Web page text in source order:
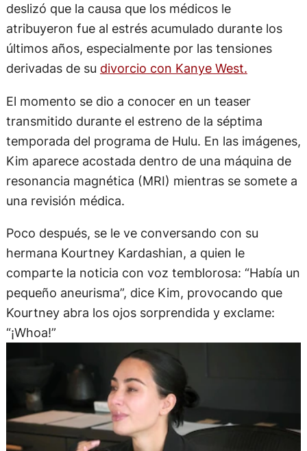
deslizó que la causa que los médicos le
atribuyeron fue al estrés acumulado durante los
últimos años, especialmente por las tensiones
derivadas de su divorcio con Kanye West.
El momento se dio a conocer en un teaser
transmitido durante el estreno de la séptima
temporada del programa de Hulu. En las imágenes,
Kim aparece acostada dentro de una máquina de
resonancia magnética (MRI) mientras se somete a
una revisión médica.
Poco después, se le ve conversando con su
hermana Kourtney Kardashian, a quien le
comparte la noticia con voz temblorosa: “Había un
pequeño aneurisma”, dice Kim, provocando que
Kourtney abra los ojos sorprendida y exclame:
“¡Whoa!”